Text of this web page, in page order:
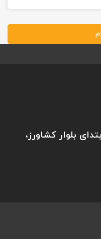
بلوار کشاورز،